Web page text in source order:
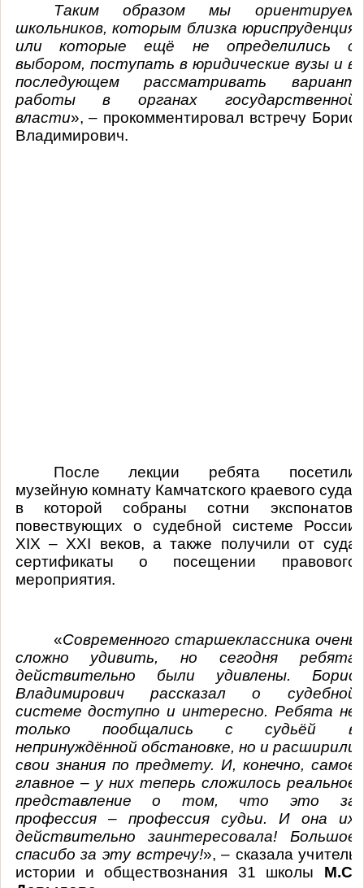
Таким образом мы ориентируем
школьников, которым близка юриспруденция
или которые ещё не определились с
выбором, поступать в юридические вузы и в
последующем рассматривать вариант
работы в органах государственной
власти», – прокомментировал встречу Борис
Владимирович.
После лекции ребята посетили
музейную комнату Камчатского краевого суда,
в которой собраны сотни экспонатов,
повествующих о судебной системе России
XIX – XXI веков, а также получили от суда
сертификаты о посещении правового
мероприятия.
«Современного старшеклассника очень
сложно удивить, но сегодня ребята
действительно были удивлены. Борис
Владимирович рассказал о судебной
системе доступно и интересно. Ребята не
только пообщались с судьёй в
непринуждённой обстановке, но и расширили
свои знания по предмету. И, конечно, самое
главное – у них теперь сложилось реальное
представление о том, что это за
профессия – профессия судьи. И она их
действительно заинтересовала! Большое
спасибо за эту встречу!», – сказала учитель
истории и обществознания 31 школы М.С.